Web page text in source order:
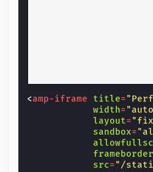
<amp-iframe title=
width=
layout=
sandbox=
frameborder
src="/